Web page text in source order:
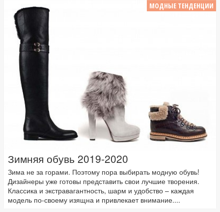
МОДНЫЕ ТЕНДЕНЦИИ
Зимняя обувь 2019-2020
Зима не за горами. Поэтому пора выбирать модную обувь!
Дизайнеры уже готовы представить свои лучшие творения.
Классика и экстравагантность, шарм и удобство – каждая
модель по-своему изящна и привлекает внимание....